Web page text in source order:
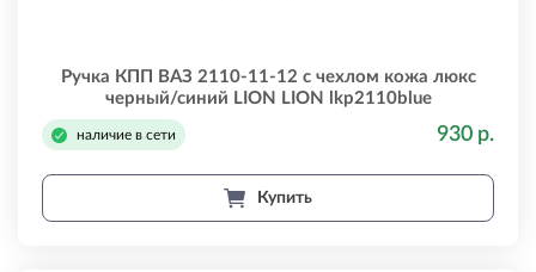
Ручка КПП ВАЗ 2110-11-12 с чехлом кожа люкс
черный/синий LION LION lkp2110blue
наличие в сети 930 р.
Купить